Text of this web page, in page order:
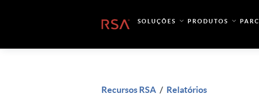
Início SOLUÇÕES PRODUTOS
Recursos RSA / Relatórios